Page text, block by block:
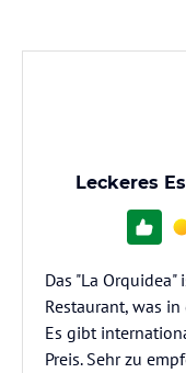
Leckeres
Das "La
Restaurant, was
Es gibt
Preis. Sehr zu